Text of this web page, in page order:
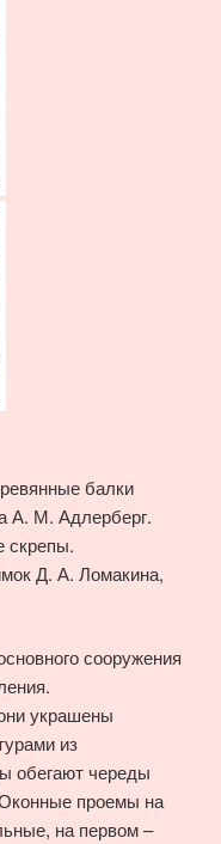
балки
А. М. Адлерберг.
скрепы.
Д. А. Ломакина,
сооружения
украшены
из
обегают череды
проемы на
на первом –